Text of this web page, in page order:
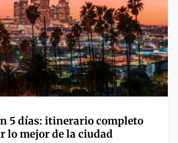
5 días: itinerario completo
lo mejor de la ciudad